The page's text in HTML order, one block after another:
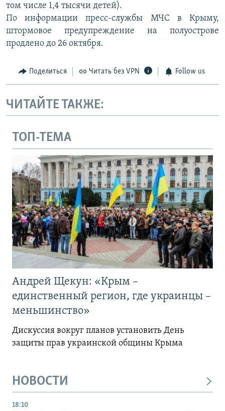
том числе 1,4 тысячи детей).
По информации пресс-службы МЧС в Крыму,
штормовое предупреждение на полуострове
продлено до 26 октября.
Поделиться Читать без VPN Follow us
ЧИТАЙТЕ ТАКЖЕ:
ТОП-ТЕМА
Андрей Щекун: «Крым –
единственный регион, где украинцы –
меньшинство»
Дискуссия вокруг планов установить День
защиты прав украинской общины Крыма
НОВОСТИ
18:10